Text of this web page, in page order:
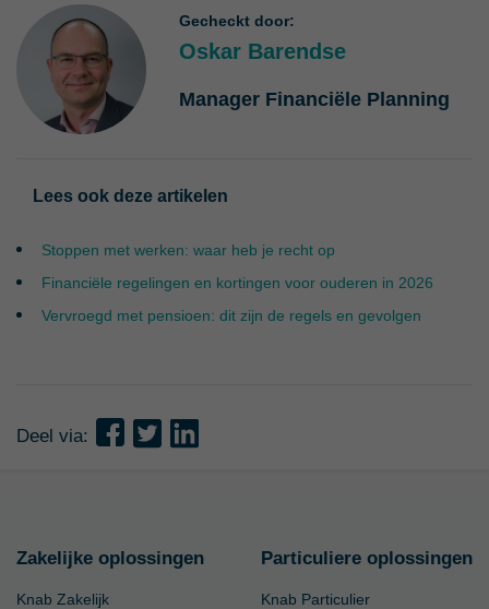
Gecheckt door:
Oskar Barendse
Manager Financiële Planning
Lees ook deze artikelen
Stoppen met werken: waar heb je recht op
Financiële regelingen en kortingen voor ouderen in 2026
Vervroegd met pensioen: dit zijn de regels en gevolgen
Deel via:
Zakelijke oplossingen
Knab Zakelijk
Particuliere oplossingen
Knab Particulier